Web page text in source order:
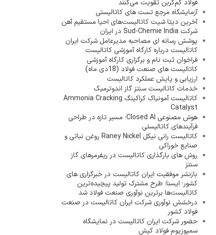
فولاد کم‌کربن تقویت می‌کنند
آزمایشگاه مرجع تست های کاتالیستی
آخرین دیتا شیت کاتالیست‌های احیا مستقیم آهن
شرکت Sud-Chemie India در ایران
پوشش رسانه ای مصاحبه مدیرعامل شرکت ایران
کاتالیست درباره کارگاه آموزشی کاتالیست
فراخوان ثبت نام و برگزاری کارگاه آموزشی
کاتالیست های صنعت فولاد (18دی ماه)
ارزیابی و پایش عملکرد کاتالیست
خدمات کاتالیست سنتز گاز اندوترمیک
کاتالیست آمونیاک کراکینگ Ammonia Cracking
Catalyst
هوش مصنوعی Closed AI؛ مسیر تازه در طراحی
فرآیندهای کاتالیستی
کاتالیست رانی نیکل Raney Nickel روغن نباتی و
صنایع خوراکی
روش های بارگذاری کاتالیست در ریفرمرهای گاز
سنتز
بازنشر موفقیت ایران کاتالیست در خبرگزاری های
کشور؛ ایسنا: طرح مشترک تولید پیچیده‌ترین
کاتالیست‌ها برترین نوآوری صنعت فولاد شد
درخشش نوآوری شرکت ایران کاتالیست در صنعت
فولاد کشور
حضور شرکت ایران کاتالیست در نمایشگاه
سمپوزیوم فولاد کیش